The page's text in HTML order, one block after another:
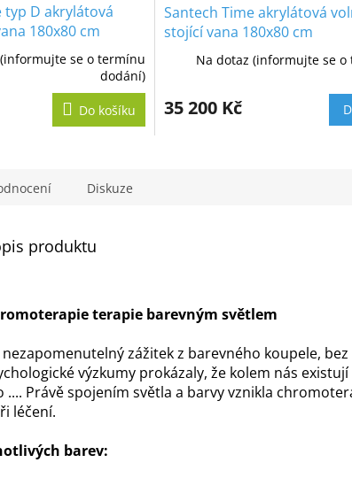
A
typ D akrylátová
180x80 cm
se o termínu
dodání)
Do košíku
Santech Time akrylátová
stojící vana 180x80 cm
Na dotaz (informujte se o
35 200 Kč
Diskuze
produktu
terapie barevným světlem
nezapomenutelný zážitek z barevného koupele,
výzkumy prokázaly, že kolem nás
.... Právě spojením světla a barvy vznikla
léčení.
barev: